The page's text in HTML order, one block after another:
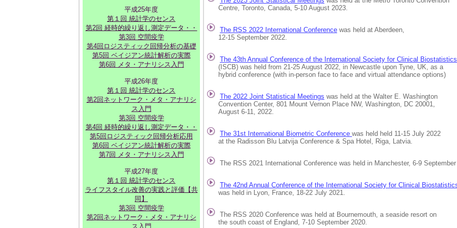
平成25年度
第１回 統計学のセンス
第2回 経時的繰り返し測定データ・・
第3回 空間疫学
第4回ロジスティック回帰分析の基礎
第5回 ベイジアン統計解析の実際
第6回 メタ・アナリシス入門
平成26年度
第１回 統計学のセンス
第2回ネットワーク・メタ・アナリシ
ス入門
第3回 空間疫学
第4回 経時的繰り返し測定データ・・
第5回ロジスティック回帰分析応用
第6回 ベイジアン統計解析の実際
第7回 メタ・アナリシス入門
平成27年度
第１回 統計学のセンス
ライフスタイル改善の実践と評価【共
同】
第3回 空間疫学
第2回ネットワーク・メタ・アナリシ
ス入門
Centre, Toronto, Canada, 5-10 August 2023.
The RSS 2022 International Conference was held at Aberdeen,
12-15 September 2022.
The 43th Annual Conference of the International Society for Clinical Biostatistics
(ISCB) was held from 21-25 August 2022, in Newcastle upon Tyne, UK, as a
hybrid conference (with in-person face to face and virtual attendance options)
The 2022 Joint Statistical Meetings was held at the Walter E. Washington
Convention Center, 801 Mount Vernon Place NW, Washington, DC 20001,
August 6-11, 2022.
The 31st International Biometric Conference was held held 11-15 July 2022
at the Radisson Blu Latvija Conference & Spa Hotel, Riga, Latvia.
The RSS 2021 International Conference was held in Manchester, 6-9
The 42nd Annual Conference of the International Society for Clinical
was held in Lyon, France, 18-22 July 2021.
The RSS 2020 Conference was held at Bournemouth, a seaside resort on
the south coast of England, 7-10 September 2020.